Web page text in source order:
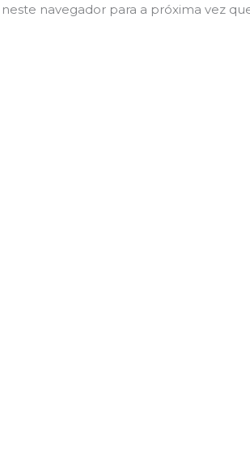
navegador para a próxima vez